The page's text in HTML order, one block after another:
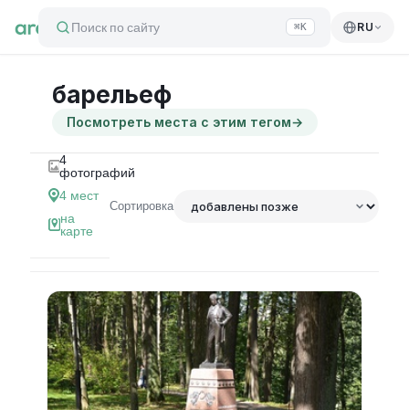
Поиск по сайту ⌘K RU
барельеф
Посмотреть места с этим тегом→
4
фотографий
4 мест
на
карте
Сортировка